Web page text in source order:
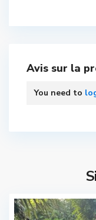
Avis sur la
You need to